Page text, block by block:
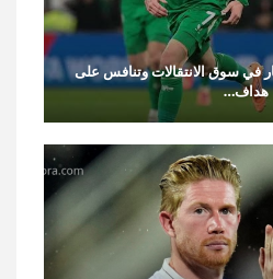
في سوق الانتقالات وتنافس على
هداف…